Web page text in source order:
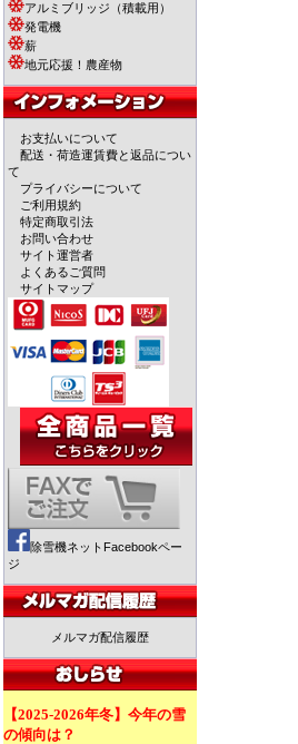
アルミブリッジ（積載用）
発電機
薪
地元応援！農産物
お支払いについて
配送・荷造運賃費と返品につい
て
プライバシーについて
ご利用規約
特定商取引法
お問い合わせ
サイト運営者
よくあるご質問
サイトマップ
除雪機ネットFacebookペー
ジ
メルマガ配信履歴
【2025-2026年冬】今年の雪
の傾向は？